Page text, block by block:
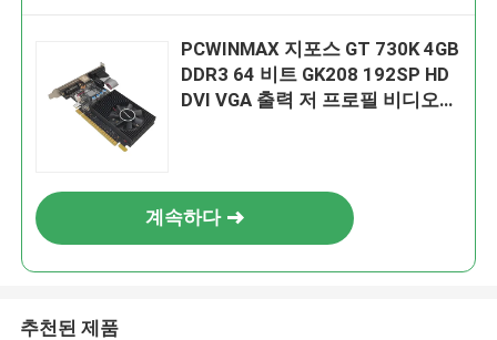
PCWINMAX 지포스 GT 730K 4GB
DDR3 64 비트 GK208 192SP HD
DVI VGA 출력 저 프로필 비디오
계속하다
추천된 제품